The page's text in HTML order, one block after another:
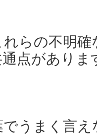
らの不明
点がありま
でうまく言